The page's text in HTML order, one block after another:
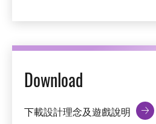
Download
下載設計理念及遊戲說明